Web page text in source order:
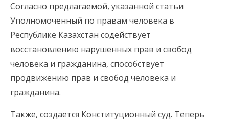
Согласно предлагаемой, указанной статьи
Уполномоченный по правам человека в
Республике Казахстан содействует
восстановлению нарушенных прав и свобод
человека и гражданина, способствует
продвижению прав и свобод человека и
гражданина.
Также, создается Конституционный суд. Теперь